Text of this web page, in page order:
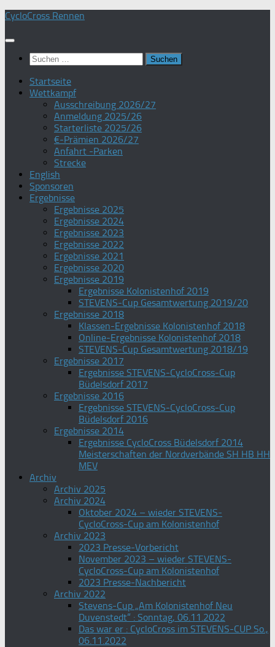
Zum
springen
CycloCross Rennen
Suchen
nach:
Startseite
Wettkampf
Ausschreibung 2026/27
Anmeldung 2025/26
Starterliste 2025/26
€-Prämien 2026/27
Anfahrt -Parken
Strecke
English
Sponsoren
Ergebnisse
Ergebnisse 2025
Ergebnisse 2024
Ergebnisse 2023
Ergebnisse 2022
Ergebnisse 2021
Ergebnisse 2020
Ergebnisse 2019
Ergebnisse Kolonistenhof 2019
STEVENS-Cup Gesamtwertung 2019/20
Ergebnisse 2018
Klassen-Ergebnisse Kolonistenhof 2018
Online-Ergebnisse Kolonistenhof 2018
STEVENS-Cup Gesamtwertung 2018/19
Ergebnisse 2017
Ergebnisse STEVENS-CycloCross-Cup
Büdelsdorf 2017
Ergebnisse 2016
Ergebnisse STEVENS-CycloCross-Cup
Büdelsdorf 2016
Ergebnisse 2014
Ergebnisse CycloCross Büdelsdorf 2014
Meisterschaften der Nordverbände SH HB HH
MEV
Archiv
Archiv 2025
Archiv 2024
Oktober 2024 – wieder STEVENS-
CycloCross-Cup am Kolonistenhof
Archiv 2023
2023 Presse-Vorbericht
November 2023 – wieder STEVENS-
CycloCross-Cup am Kolonistenhof
2023 Presse-Nachbericht
Archiv 2022
Stevens-Cup „Am Kolonistenhof Neu
Duvenstedt“ : Sonntag, 06.11.2022
Das war er : CycloCross im STEVENS-CUP So.,
06.11.2022